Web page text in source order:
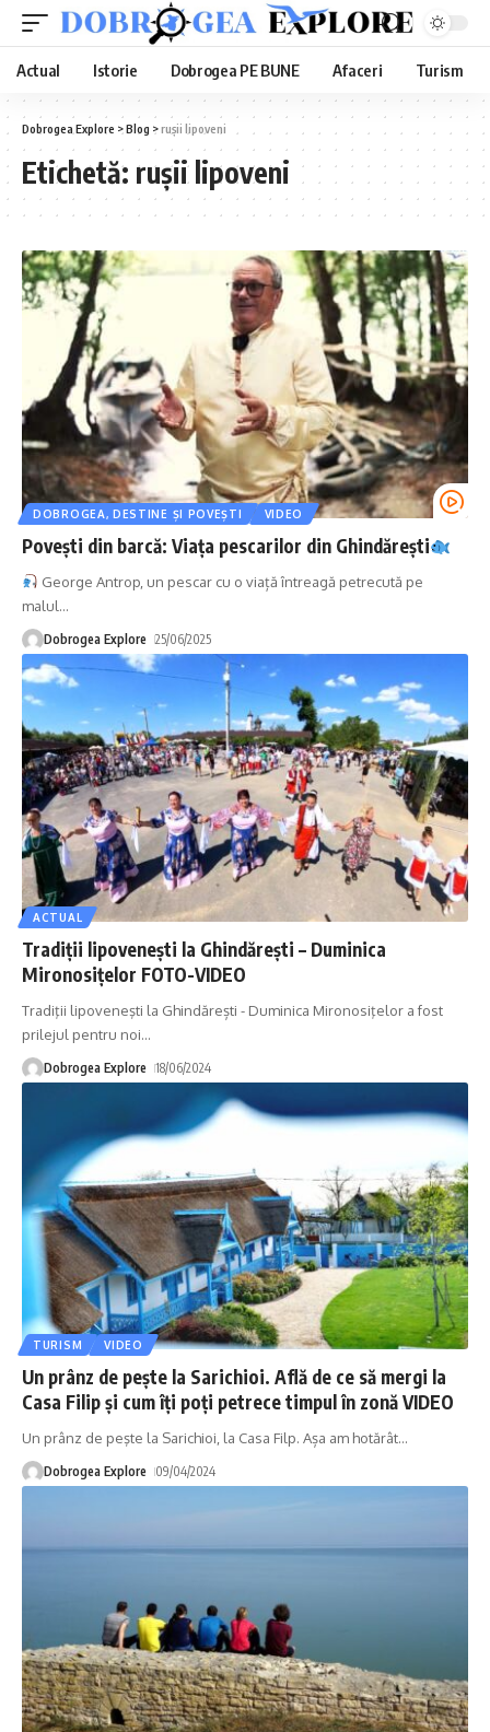
Actual Istorie Dobrogea PE BUNE Afaceri Turism
Dobrogea Explore >Blog >rușii lipoveni
Etichetă: rușii lipoveni
DOBROGEA, DESTINE ȘI POVEȘTI VIDEO
Povești din barcă: Viața pescarilor din Ghindărești
George Antrop, un pescar cu o viață întreagă petrecută pe
malul…
Dobrogea Explore 25/06/2025
ACTUAL
Tradiţii lipoveneşti la Ghindărești – Duminica
Mironosiţelor FOTO-VIDEO
Tradiţii lipoveneşti la Ghindărești - Duminica Mironosiţelor a fost
prilejul pentru noi…
Dobrogea Explore 18/06/2024
TURISM VIDEO
Un prânz de peşte la Sarichioi. Află de ce să mergi la
Casa Filip și cum îți poți petrece timpul în zonă VIDEO
Un prânz de peşte la Sarichioi, la Casa Filp. Așa am hotărât…
Dobrogea Explore 09/04/2024